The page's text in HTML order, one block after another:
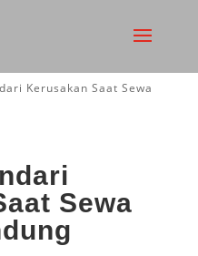
Kerusakan Saat Sewa
Sewa